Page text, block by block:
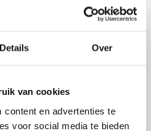
Details Over
van cookies
content en advertenties te
voor social media te bieden
of leasen.